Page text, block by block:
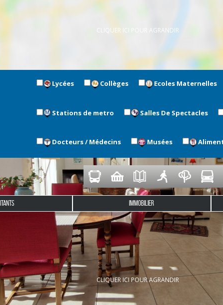
CLIQUER ICI POUR AGRANDIR
CLIQUER ICI POUR AGRANDIR
Lycées Collèges Ecoles Maternelles
Stations de metro Salles De Spectacles
Docteurs / Médecins Musées
IMMOBILIER
BÉNODET
maison d'environ 150 m² habitables (164 m² utiles) située
un cadre de vie idéal.